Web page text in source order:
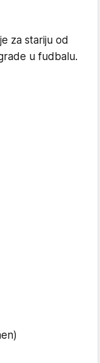
za stariju od
u fudbalu.